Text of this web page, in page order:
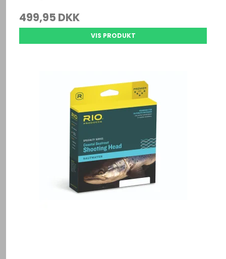
499,95 DKK
VIS PRODUKT